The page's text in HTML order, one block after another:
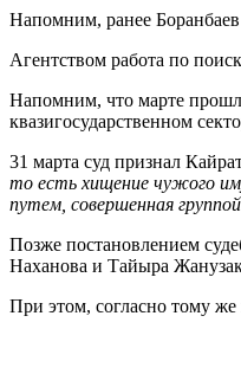
Напомним, ранее Боранбаев
Агентством работа по
Напомним, что марте
квазигосударственном
31 марта суд признал
то есть хищение чужого
путем, совершенная
Позже постановлением
Наханова и Тайыра
При этом, согласно тому